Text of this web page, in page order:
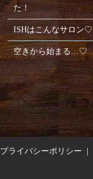
た！
ISHはこんなサロン♡
空きから始まる…♡
プライバシーポリシー